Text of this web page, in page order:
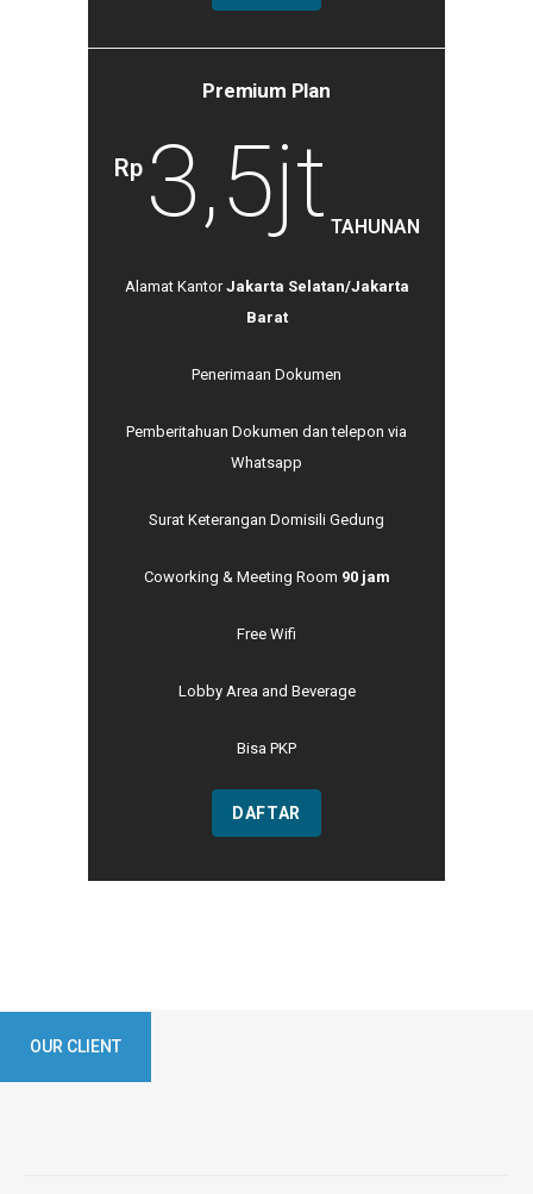
Premium Plan
Rp 3,5jt TAHUNAN
Alamat KantorJakarta Selatan/Jakarta
Barat
Penerimaan Dokumen
Pemberitahuan Dokumen dan telepon via
Whatsapp
Surat Keterangan Domisili Gedung
Coworking & Meeting Room 90 jam
Free Wifi
Lobby Area and Beverage
Bisa PKP
DAFTAR
OUR CLIENT